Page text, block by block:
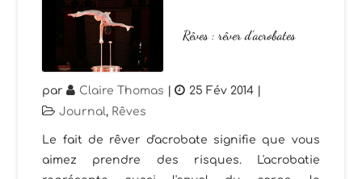
Rêves : rêver d’acrobates
par Claire Thomas | 25 Fév 2014
Journal, Rêves
Le fait de rêver d'acrobate signifie que vous
aimez prendre des risques. L'acrobatie